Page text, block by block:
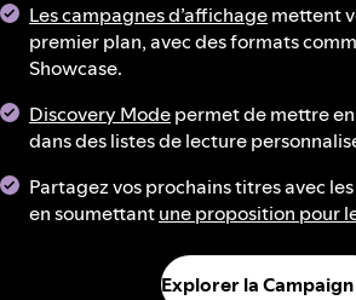
Les campagnes d’affichagemettent
premier plan, avec des formats
Showcase.
Discovery Modepermet de mettre
dans des listes de lecture
Partagez vos prochains titres avec
en soumettantune proposition pour
Explorer la